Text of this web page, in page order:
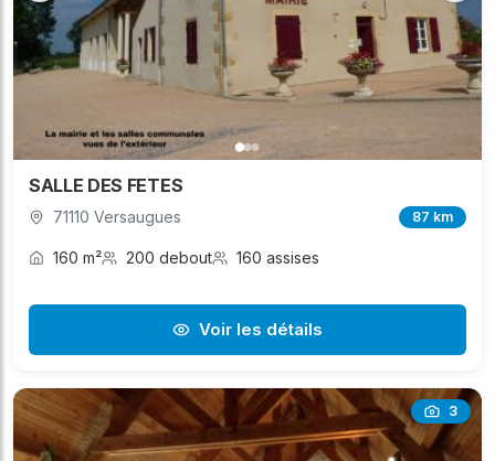
SALLE DES FETES
71110 Versaugues 87 km
160 m² 200 debout 160 assises
Voir les détails
3